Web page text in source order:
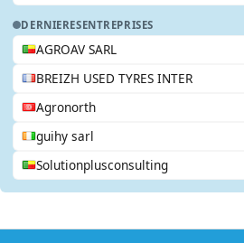
DERNIERESENTREPRISES
AGROAV SARL
BREIZH USED TYRES INTER
Agronorth
guihy sarl
Solutionplusconsulting